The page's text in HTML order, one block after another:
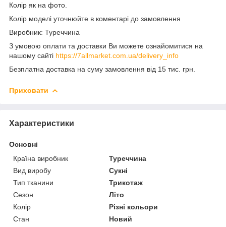
Колір як на фото.
Колір моделі уточнюйте в коментарі до замовлення
Виробник: Туреччина
З умовою оплати та доставки Ви можете ознайомитися на
нашому сайті https://7allmarket.com.ua/delivery_info
Безплатна доставка на суму замовлення від 15 тис. грн.
Приховати
Характеристики
Основні
Країна виробник
Туреччина
Вид виробу
Сукні
Тип тканини
Трикотаж
Сезон
Літо
Колір
Різні кольори
Стан
Новий